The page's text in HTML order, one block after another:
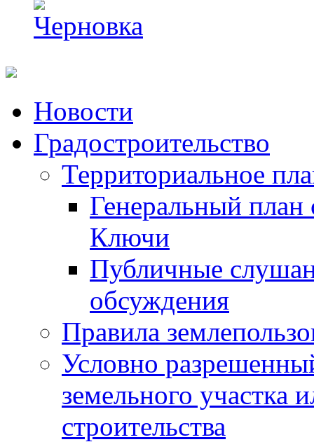
Перейти
содержимому
Новости
Градостроительство
Территориальное
Генеральный план
Ключи
Публичные
обсуждения
Правила
Условно
земельного участка
строительства